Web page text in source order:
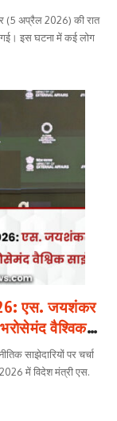
(5 अप्रैल 2026) की रात
गई। इस घटना में कई लोग
एस. जयशंकर
वैश्विक
साझेदारियों पर चर्चा
में विदेश मंत्री एस.